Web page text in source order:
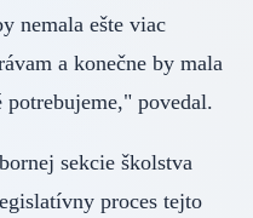
nemala ešte viac
a konečne by mala
povedal.
sekcie školstva
proces tejto